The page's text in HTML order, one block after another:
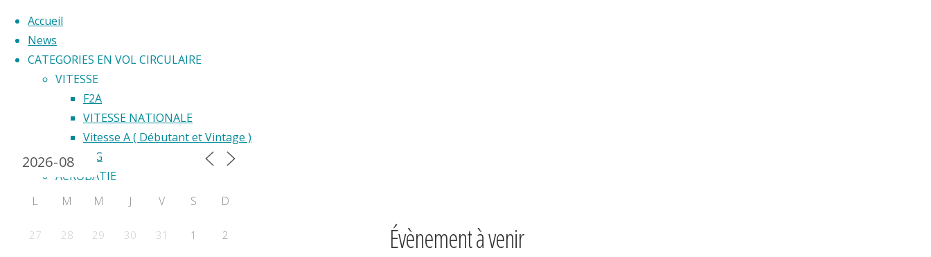
Accueil
News
CATEGORIES EN VOL CIRCULAIRE
VITESSE
F2A
VITESSE NATIONALE
Vitesse A ( Débutant et Vintage )
F2G
ACROBATIE
F2B
COURSE
Évènement à venir
Calendrier 2024
L M M J V S D
27 28 29 30 31 1 2